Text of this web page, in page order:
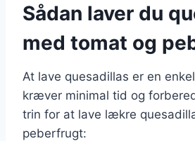
Sådan laver du
med tomat og
At lave quesadillas er en
kræver minimal tid og
trin for at lave lækre
peberfrugt: